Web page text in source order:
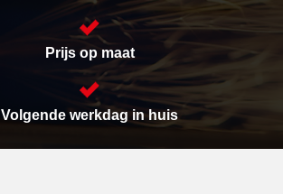
Prijs op maat
Volgende werkdag in huis